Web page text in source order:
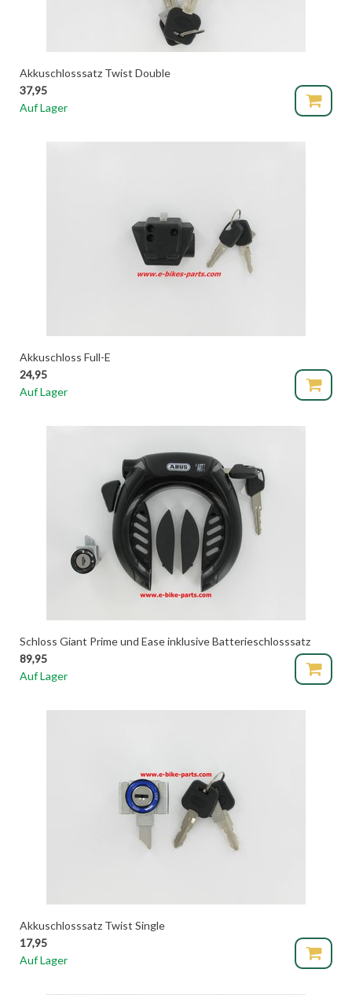
Akkuschlosssatz Twist Double
37,95
Auf Lager
Akkuschloss Full-E
24,95
Auf Lager
Schloss Giant Prime und Ease inklusive Batterieschlosssatz
89,95
Auf Lager
Akkuschlosssatz Twist Single
17,95
Auf Lager